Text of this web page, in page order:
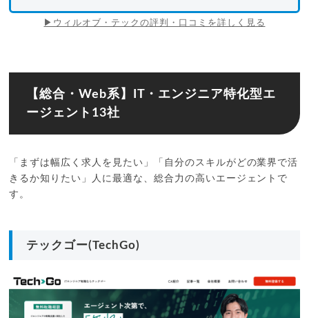
▶ウィルオブ・テックの評判・口コミを詳しく見る
【総合・Web系】IT・エンジニア特化型エ
ージェント13社
「まずは幅広く求人を見たい」「自分のスキルがどの業界で活
きるか知りたい」人に最適な、総合力の高いエージェントで
す。
テックゴー(TechGo)